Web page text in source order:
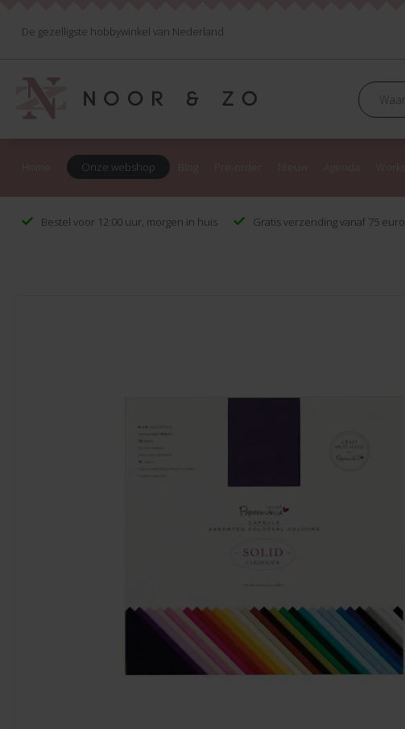
De gezelligste hobbywinkel van Nederland
Onze webshop
Bestel voor 12:00 uur, morgen in huis Gratis verzending vanaf 75 euro